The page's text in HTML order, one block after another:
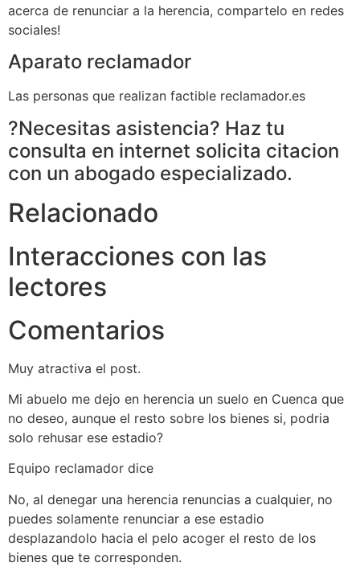
acerca de renunciar a la herencia, compartelo en redes
sociales!
Aparato reclamador
Las personas que realizan factible reclamador.es
?Necesitas asistencia? Haz tu
consulta en internet solicita citacion
con un abogado especializado.
Relacionado
Interacciones con las
lectores
Comentarios
Muy atractiva el post.
Mi abuelo me dejo en herencia un suelo en Cuenca que
no deseo, aunque el resto sobre los bienes si, podria
solo rehusar ese estadio?
Equipo reclamador dice
No, al denegar una herencia renuncias a cualquier, no
puedes solamente renunciar a ese estadio
desplazandolo hacia el pelo acoger el resto de los
bienes que te corresponden.